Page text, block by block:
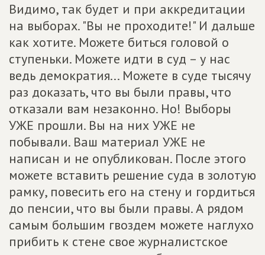
Видимо, так будет и при аккредитации
на выборах. "Вы не проходите!" И дальше
как хотите. Можете биться головой о
ступеньки. Можете идти в суд – у нас
ведь демократия... Можете в суде тысячу
раз доказать, что вы были правы, что
отказали вам незаконно. Но! Выборы
УЖЕ прошли. Вы на них УЖЕ не
побывали. Ваш материал УЖЕ не
написан и не опубликован. После этого
можете вставить решение суда в золотую
рамку, повесить его на стену и гордиться
до пенсии, что вы были правы. А рядом
самым большим гвоздем можете наглухо
прибить к стене свое журналистское